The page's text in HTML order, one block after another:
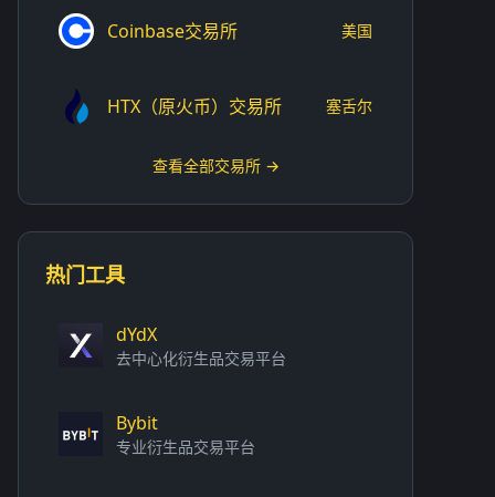
Coinbase交易所 美国
HTX（原火币）交易所 塞舌尔
查看全部交易所 →
热门工具
dYdX
去中心化衍生品交易平台
Bybit
专业衍生品交易平台